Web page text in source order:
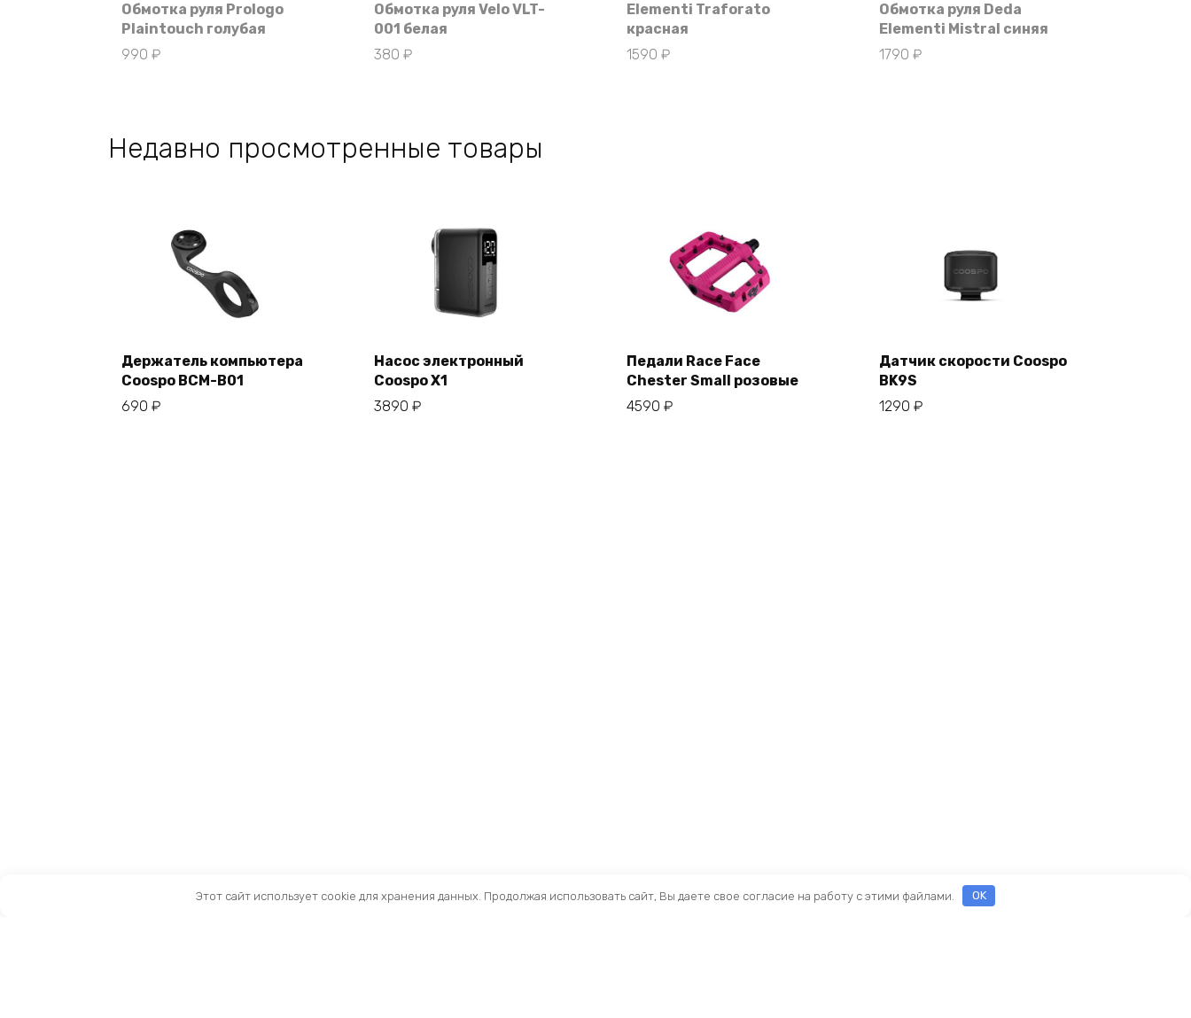
Обмотка руля Prologo
Plaintouch голубая
990 ₽
Обмотка руля Velo VLT-
001 белая
380 ₽
Elementi Traforato
красная
1590 ₽
Обмотка руля Deda
Elementi Mistral синяя
1790 ₽
Недавно просмотренные товары
Держатель компьютера
Coospo BCM-B01
690 ₽
Насос электронный
Coospo X1
3890 ₽
Педали Race Face
Chester Small розовые
4590 ₽
Датчик скорости Coospo
BK9S
1290 ₽
Этот сайт использует cookie для хранения данных. Продолжая использовать сайт, Вы даете свое согласие на работу с этими файлами. OK